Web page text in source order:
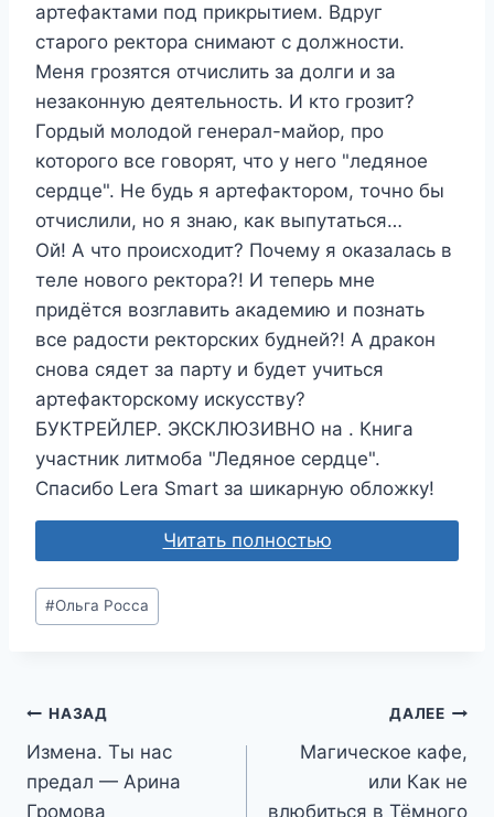
артефактами под прикрытием. Вдруг
старого ректора снимают с должности.
Меня грозятся отчислить за долги и за
незаконную деятельность. И кто грозит?
Гордый молодой генерал-майор, про
которого все говорят, что у него "ледяное
сердце". Не будь я артефактором, точно бы
отчислили, но я знаю, как выпутаться…
Ой! А что происходит? Почему я оказалась в
теле нового ректора?! И теперь мне
придётся возглавить академию и познать
все радости ректорских будней?! А дракон
снова сядет за парту и будет учиться
артефакторскому искусству?
БУКТРЕЙЛЕР. ЭКСКЛЮЗИВНО на . Книга
участник литмоба "Ледяное сердце".
Спасибо Lera Smart за шикарную обложку!
Читать полностью
Метки
записи:
#Ольга Росса
Навигация
по
НАЗАД
Измена. Ты нас
предал — Арина
Громова
ДАЛЕЕ
Магическое кафе,
или Как не
влюбиться в Тёмного